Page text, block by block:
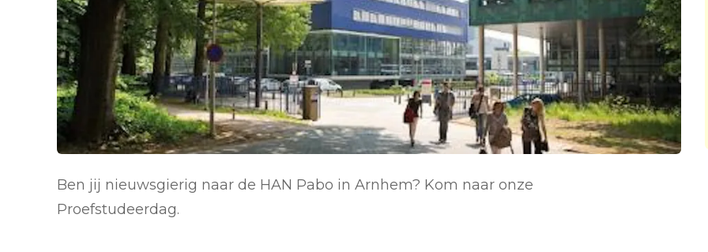
Ben jij nieuwsgierig naar de HAN Pabo in Arnhem? Kom naar onze
Proefstudeerdag.